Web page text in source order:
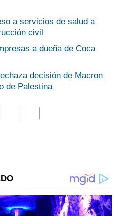
a servicios de salud a
civil
a dueña de Coca
decisión de Macron
de Palestina